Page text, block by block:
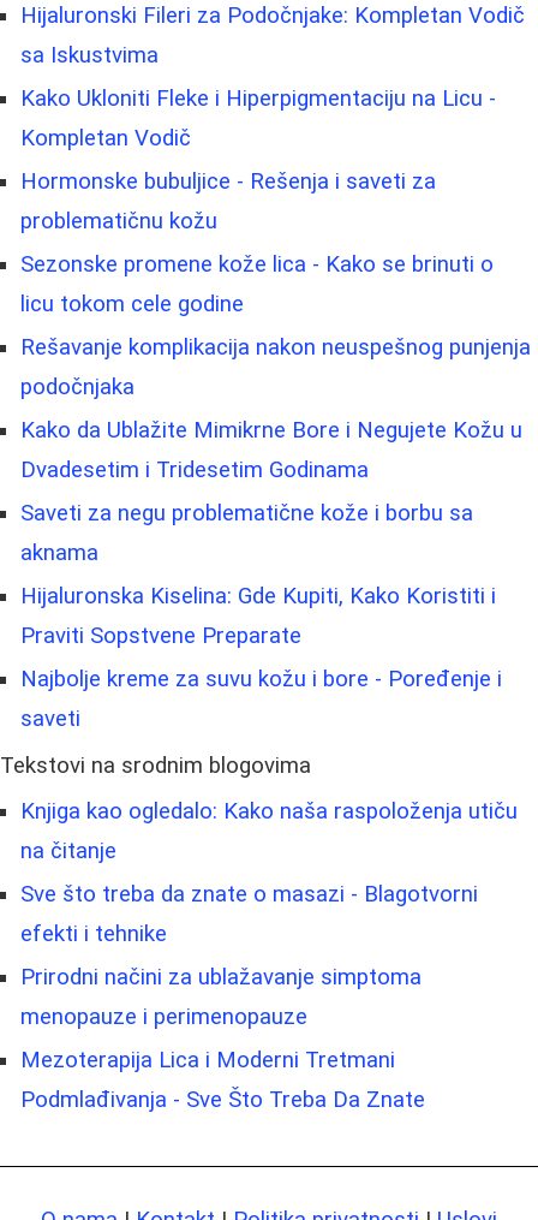
Hijaluronski Fileri za Podočnjake: Kompletan Vodič
sa Iskustvima
Kako Ukloniti Fleke i Hiperpigmentaciju na Licu -
Kompletan Vodič
Hormonske bubuljice - Rešenja i saveti za
problematičnu kožu
Sezonske promene kože lica - Kako se brinuti o
licu tokom cele godine
Rešavanje komplikacija nakon neuspešnog punjenja
podočnjaka
Kako da Ublažite Mimikrne Bore i Negujete Kožu u
Dvadesetim i Tridesetim Godinama
Saveti za negu problematične kože i borbu sa
aknama
Hijaluronska Kiselina: Gde Kupiti, Kako Koristiti i
Praviti Sopstvene Preparate
Najbolje kreme za suvu kožu i bore - Poređenje i
saveti
Tekstovi na srodnim blogovima
Knjiga kao ogledalo: Kako naša raspoloženja utiču
na čitanje
Sve što treba da znate o masazi - Blagotvorni
efekti i tehnike
Prirodni načini za ublažavanje simptoma
menopauze i perimenopauze
Mezoterapija Lica i Moderni Tretmani
Podmlađivanja - Sve Što Treba Da Znate